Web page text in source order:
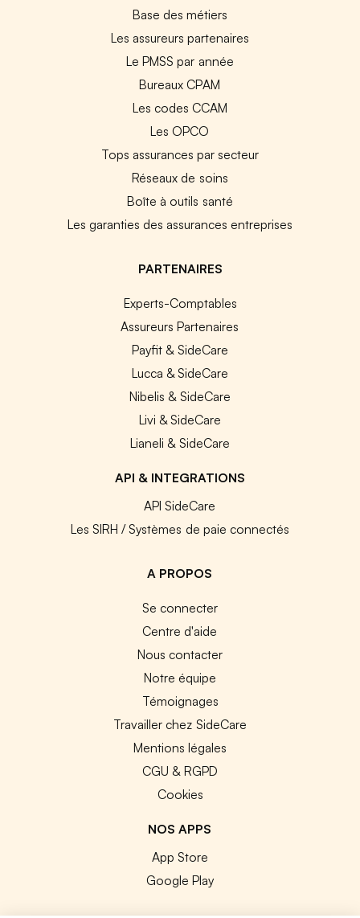
Base des métiers
Les assureurs partenaires
Le PMSS par année
Bureaux CPAM
Les codes CCAM
Les OPCO
Tops assurances par secteur
Réseaux de soins
Boîte à outils santé
Les garanties des assurances entreprises
PARTENAIRES
Experts-Comptables
Assureurs Partenaires
Payfit & SideCare
Lucca & SideCare
Nibelis & SideCare
Livi & SideCare
Lianeli & SideCare
API & INTEGRATIONS
API SideCare
Les SIRH / Systèmes de paie connectés
A PROPOS
Se connecter
Centre d'aide
Nous contacter
Notre équipe
Témoignages
Travailler chez SideCare
Mentions légales
CGU & RGPD
Cookies
NOS APPS
App Store
Google Play